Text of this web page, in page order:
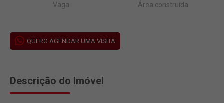
Vaga Área construída
QUERO AGENDAR UMA VISITA
Descrição do Imóvel